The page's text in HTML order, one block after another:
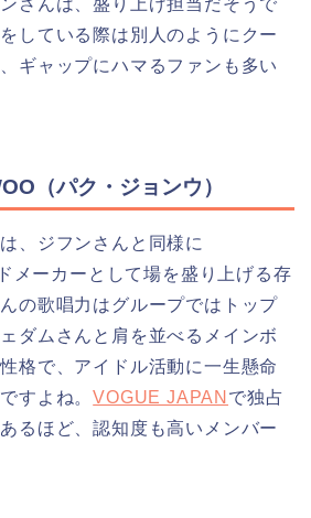
さんは、盛り上げ担当だそうで
している際は別人のようにクー
ギャップにハマるファンも多い
（パク・ジョンウ）
、ジフンさんと同様に
メーカーとして場を盛り上げる存
の歌唱力はグループではトップ
ダムさんと肩を並べるメインボ
格で、アイドル活動に一生懸命
すよね。VOGUE JAPAN で独占
るほど、認知度も高いメンバー